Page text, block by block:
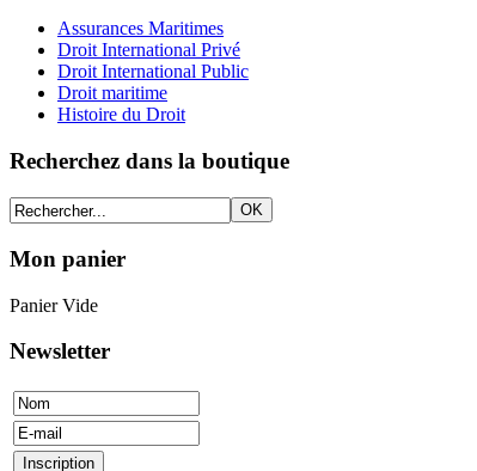
Assurances Maritimes
Droit International Privé
Droit International Public
Droit maritime
Histoire du Droit
Recherchez dans la boutique
Mon panier
Panier Vide
Newsletter